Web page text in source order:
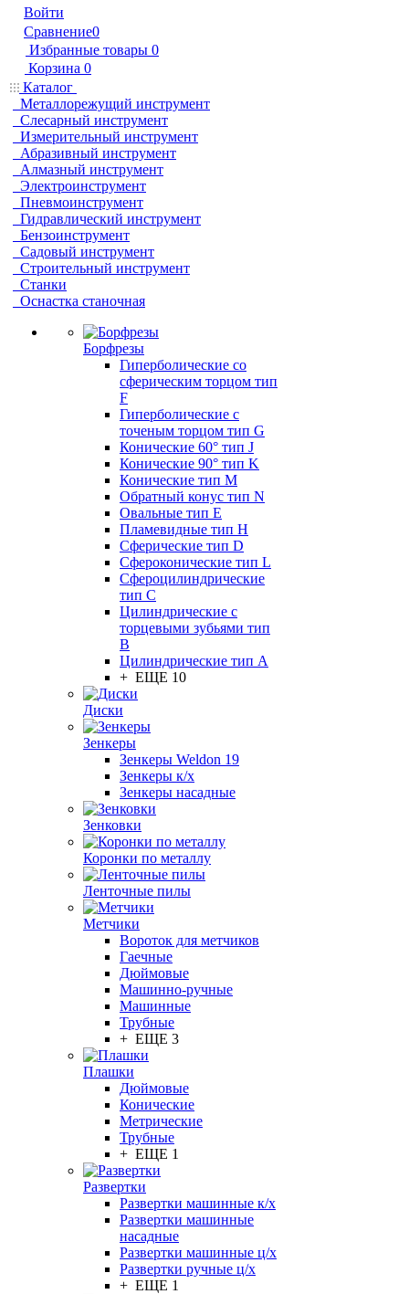
Войти
Сравнение0
Избранные товары 0
Корзина 0
Каталог
Металлорежущий инструмент
Слесарный инструмент
Измерительный инструмент
Абразивный инструмент
Алмазный инструмент
Электроинструмент
Пневмоинструмент
Гидравлический инструмент
Бензоинструмент
Садовый инструмент
Строительный инструмент
Станки
Оснастка станочная
Борфрезы
Гиперболические cо
сферическим торцом тип
F
Гиперболические с
точеным торцом тип G
Конические 60° тип J
Конические 90° тип K
Конические тип M
Обратный конус тип N
Овальные тип E
Пламевидные тип H
Сферические тип D
Сфероконические тип L
Сфероцилиндрические
тип C
Цилиндрические с
торцевыми зубьями тип
B
Цилиндрические тип А
+ ЕЩЕ 10
Диски
Зенкеры
Зенкеры Weldon 19
Зенкеры к/х
Зенкеры насадные
Зенковки
Коронки по металлу
Ленточные пилы
Метчики
Вороток для метчиков
Гаечные
Дюймовые
Машинно-ручные
Машинные
Трубные
+ ЕЩЕ 3
Плашки
Дюймовые
Конические
Метрические
Трубные
+ ЕЩЕ 1
Развертки
Развертки машинные к/х
Развертки машинные
насадные
Развертки машинные ц/х
Развертки ручные ц/х
+ ЕЩЕ 1